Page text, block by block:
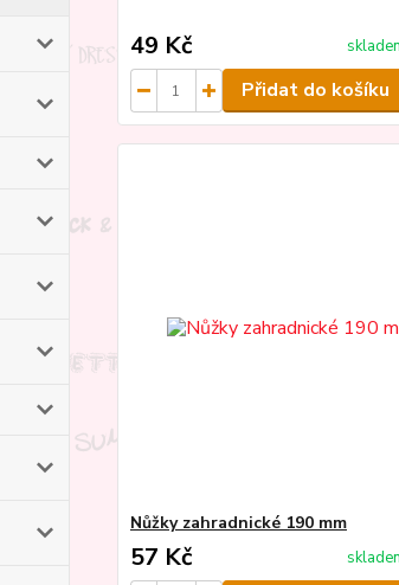
49 Kč
Přidat do košíku
Nůžky zahradnické 190 mm
57 Kč